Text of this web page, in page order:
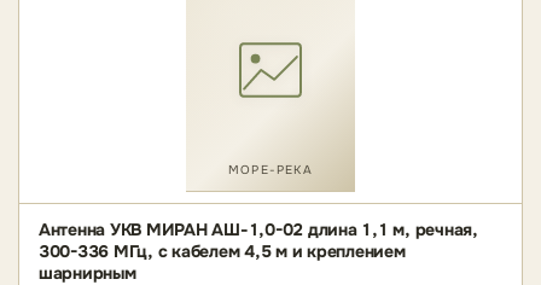
МОРЕ-РЕКА
Антенна УКВ МИРАН АШ-1,0-02 длина 1,1 м, речная,
300-336 МГц, с кабелем 4,5 м и креплением
шарнирным